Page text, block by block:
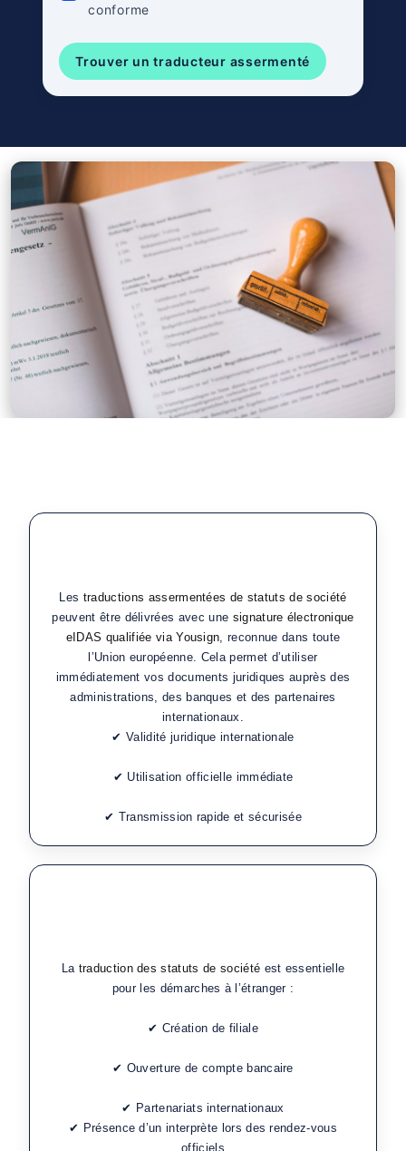
conforme
Trouver un traducteur assermenté
Les traductions assermentées de statuts de société
peuvent être délivrées avec une signature électronique
eIDAS qualifiée via Yousign , reconnue dans toute
l’Union européenne. Cela permet d’utiliser
immédiatement vos documents juridiques auprès des
administrations, des banques et des partenaires
internationaux.
✔ Validité juridique internationale
✔ Utilisation officielle immédiate
✔ Transmission rapide et sécurisée
La traduction des statuts de société est essentielle
pour les démarches à l’étranger :
✔ Création de filiale
✔ Ouverture de compte bancaire
✔ Partenariats internationaux
✔ Présence d’un interprète lors des rendez-vous
officiels